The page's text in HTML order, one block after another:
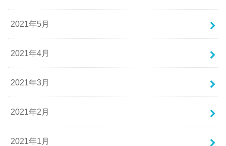
2021年5月
2021年4月
2021年3月
2021年2月
2021年1月